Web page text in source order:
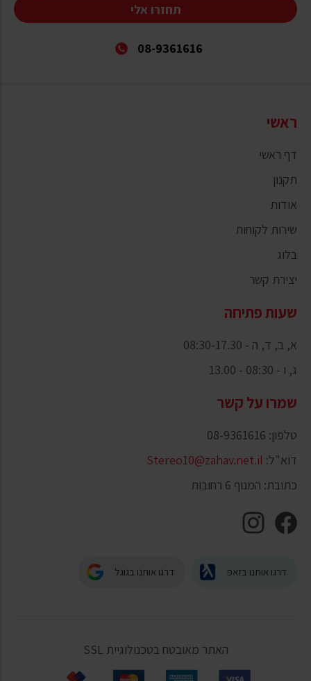
תחזרו אלי
08-9361616
ראשי
דף ראשי
תקנון
אודות
שירות לקוחות
בלוג
יצירת קשר
שעות פתיחה
א, ב, ד, ה - 08:30-17.30
ג, ו - 08:30 - 13.00
שמרו על קשר
טלפון: 08-9361616
דוא"ל: Stereo10@zahav.net.il
כתובת: המנוף 6 רחובות
דרגו אותנו בזאפ דרגו אותנו בגוגל
האתר מאובטח בטכנולוגיית SSL